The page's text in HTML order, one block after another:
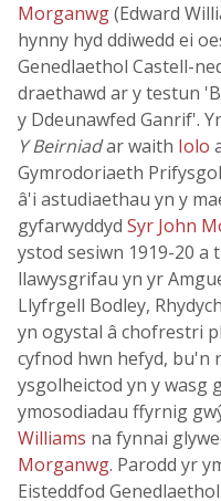
Morganwg(Edward
hynny hyd ddiwedd ei
Genedlaethol Castell-
draethawd ar y testun
y Ddeunawfed Ganrif'.
Y Beirniadar waith Iolo
Gymrodoriaeth
â'i astudiaethau yn y
gyfarwyddyd Syr John
ystod sesiwn 1919-20
llawysgrifau yn yr
Llyfrgell Bodley,
yn ogystal â chofrestri
cyfnod hwn hefyd, bu'n
ysgolheictod yn y wasg
ymosodiadau ffyrnig
Williams na fynnai
Morganwg. Parodd yr
Eisteddfod